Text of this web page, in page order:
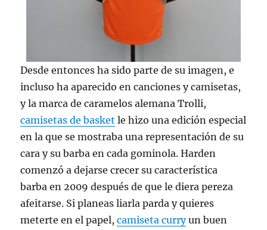
Desde entonces ha sido parte de su imagen, e
incluso ha aparecido en canciones y camisetas,
y la marca de caramelos alemana Trolli,
camisetas de basket le hizo una edición especial
en la que se mostraba una representación de su
cara y su barba en cada gominola. Harden
comenzó a dejarse crecer su característica
barba en 2009 después de que le diera pereza
afeitarse. Si planeas liarla parda y quieres
meterte en el papel,camiseta curryun buen